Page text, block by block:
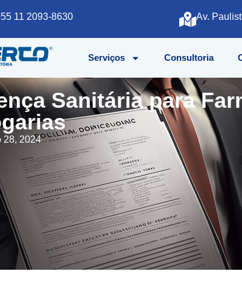
11 2093-8630 Av.
Serviços Consultoria
Sanitária para
28, 2024